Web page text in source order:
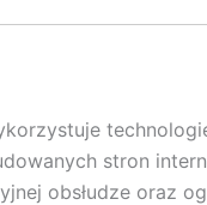
stron
obsłudze oraz